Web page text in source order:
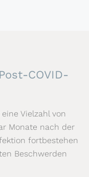
COVID-
Vielzahl von
Monate nach der
fortbestehen
Beschwerden